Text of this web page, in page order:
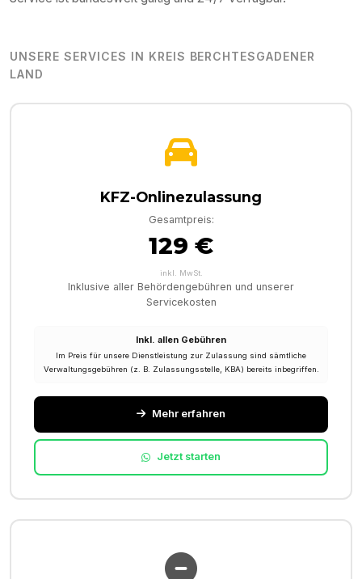
UNSERE SERVICES IN KREIS BERCHTESGADENER
LAND
KFZ-Onlinezulassung
Gesamtpreis:
129 €
inkl. MwSt.
Inklusive aller Behördengebühren und unserer
Servicekosten
Inkl. allen Gebühren
Im Preis für unsere Dienstleistung zur Zulassung sind sämtliche
Verwaltungsgebühren (z. B. Zulassungsstelle, KBA) bereits inbegriffen.
Mehr erfahren
Jetzt starten